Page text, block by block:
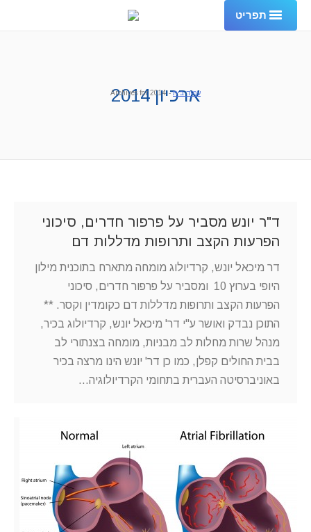
תפריט
צור קשר
ENGLISH
עמוד בית-
Archives for 2014ארכיון2014
ד"ר יונש מסביר על פרפור חדרים, סיכוני
הפרעות הקצב ותרופות מדללות דם
דר מיכאל יונש, קרדיולוג מומחה מתארח בתוכנית מילון
היופי בערוץ 10 ומסביר על פרפור חדרים, סיכוני
הפרעות הקצב ותרופות מדללות דם כקומדין וקסר. **
התוכן נבדק ואושר ע"י דר' מיכאל יונש, קרדיולוג בכיר,
מנהל שרות מחלות לב מבניות, מומחה בצנתורי לב
בבית החולים קפלן, כמו כן דר' יונש הינו מרצה בכיר
באוניברסיטה העברית בתחומי הקרדיולוגיה…